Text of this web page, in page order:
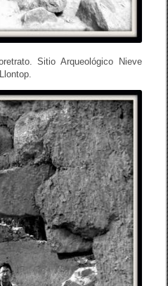
Sitio Arqueológico Nieve